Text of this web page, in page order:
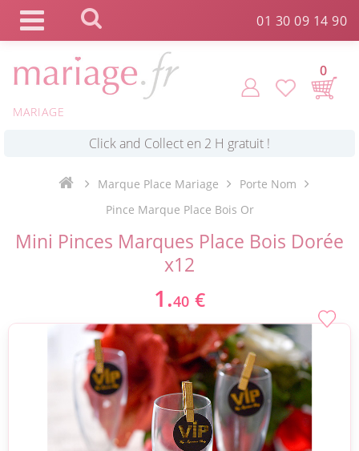
01 30 09 14 90
MARIAGE
0
Click and Collect en 2 H gratuit !
Livraison point relais gratuit dès 89 € !
Payez votre commande en 4X sans frais
Marque Place Mariage
Porte Nom
Pince Marque Place Bois Or
Mini Pinces Marques Place Bois Dorée
x12
1.40 €
Panneau de gestion des cookies